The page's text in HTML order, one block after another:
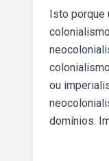
Isto porque
ou
domínios.